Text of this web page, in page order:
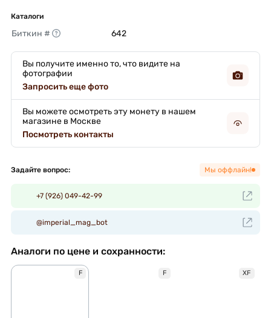
Каталоги
Биткин # 642
Вы получите именно то, что видите на
фотографии
Запросить еще фото
Вы можете осмотреть эту монету в нашем
магазине в Москве
Посмотреть контакты
Задайте вопрос: Мы оффлайн!
+7 (926) 049-42-99
@imperial_mag_bot
Аналоги по цене и сохранности:
F F XF